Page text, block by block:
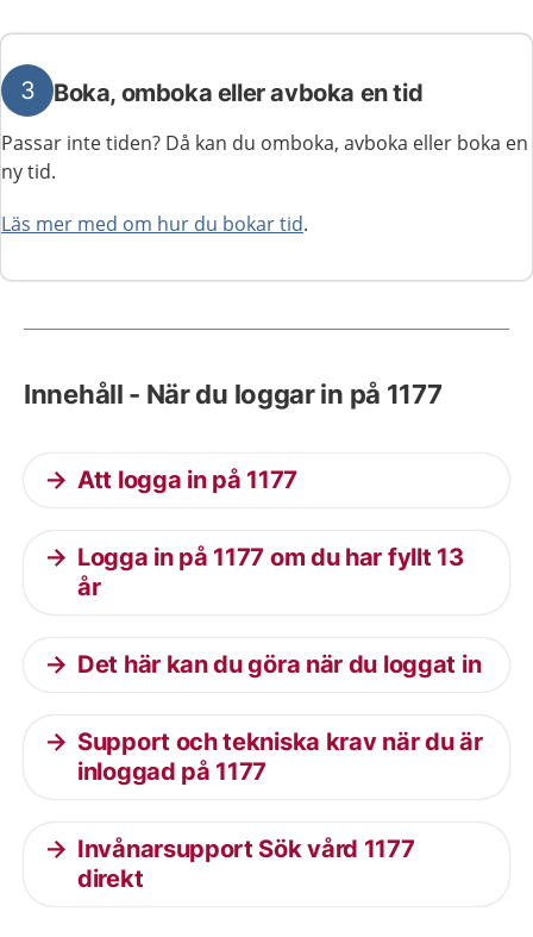
3 Boka, omboka eller avboka en tid
Passar inte tiden? Då kan du omboka, avboka eller boka en
ny tid.
Läs mer med om hur du bokar tid.
Innehåll - När du loggar in på 1177
Att logga in på 1177
Logga in på 1177 om du har fyllt 13
år
Det här kan du göra när du loggat in
Support och tekniska krav när du är
inloggad på 1177
Invånarsupport Sök vård 1177
direkt